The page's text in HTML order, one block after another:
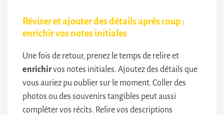
Réviser et ajouter des détails après coup :
enrichir vos notes initiales
Une fois de retour, prenez le temps de relire et
enrichirvos notes initiales. Ajoutez des détails que
vous auriez pu oublier sur le moment. Coller des
photos ou des souvenirs tangibles peut aussi
compléter vos récits. Relire vos descriptions